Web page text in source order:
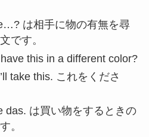
は相手に物の有無を尋
です。
this in a different color?
take this. これをくださ
das. は買い物をするときの
。